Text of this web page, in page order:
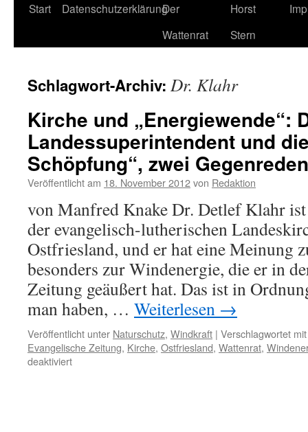
Start DatenschutzerklärungDer
Wattenrat
Horst
Stern
Schlagwort-Archiv: Dr. Klahr
Kirche und „Energiewende“:
Landessuperintendent und
Schöpfung“, zwei Gegenreden
Veröffentlicht am 18. November 2012von Redaktion
von Manfred Knake Dr. Detlef Klahr
der evangelisch-lutherischen
Ostfriesland, und er hat eine Meinung
besonders zur Windenergie, die er in
Zeitung geäußert hat. Das ist in
man haben, … Weiterlesen →
Veröffentlicht unter Naturschutz, Windkraft | Verschlagwortet mit
Evangelische Zeitung, Kirche, Ostfriesland, Wattenrat,
deaktiviertfür